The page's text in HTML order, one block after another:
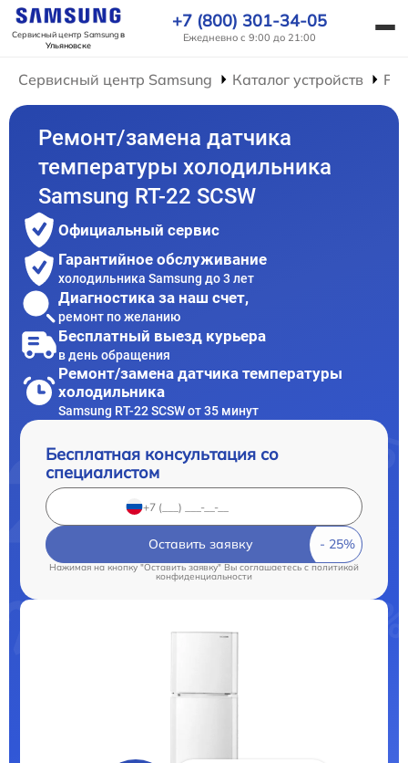
Сервисный центр Samsungв
Ульяновске
+7 (800) 301-34-05
Ежедневно с 9:00 до 21:00
Сервисный центр Samsung Каталог устройств
Ремонт/замена датчика
температуры холодильника
Samsung RT-22 SCSW
Официальный сервис
Гарантийное обслуживание
холодильника Samsung до 3 лет
Диагностика за наш счет,
ремонт по желанию
Бесплатный выезд курьера
в день обращения
Ремонт/замена датчика температуры
холодильника
Samsung RT-22 SCSW от 35 минут
Бесплатная консультация со
специалистом
Оставить заявку
Нажимая на кнопку "Оставить заявку" Вы соглашаетесь c политикой
конфиденциальности